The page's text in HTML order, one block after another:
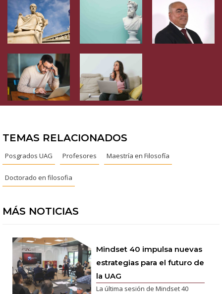
TEMAS RELACIONADOS
Posgrados UAG Profesores Maestría en Filosofía
Doctorado en filosofia
MÁS NOTICIAS
Mindset 40 impulsa nuevas
estrategias para el futuro de
la UAG
La última sesión de Mindset 40